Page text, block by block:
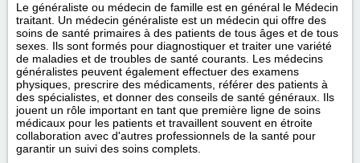
Le généraliste ou médecin de famille est en général le Médecin
traitant. Un médecin généraliste est un médecin qui offre des
soins de santé primaires à des patients de tous âges et de tous
sexes. Ils sont formés pour diagnostiquer et traiter une variété
de maladies et de troubles de santé courants. Les médecins
généralistes peuvent également effectuer des examens
physiques, prescrire des médicaments, référer des patients à
des spécialistes, et donner des conseils de santé généraux. Ils
jouent un rôle important en tant que première ligne de soins
médicaux pour les patients et travaillent souvent en étroite
collaboration avec d'autres professionnels de la santé pour
garantir un suivi des soins complets.